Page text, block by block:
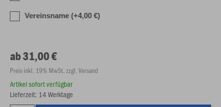
Vereinsname (+4,00 €)
ab 31,00 €
Preis inkl. 19% MwSt. zzgl. Versand
Artikel sofort verfügbar
Lieferzeit: 14 Werktage